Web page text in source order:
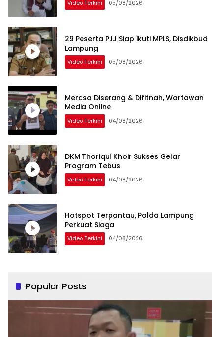
Video Terkini 05/08/2026
29 Peserta PJJ Siap Ikuti MPLS, Disdikbud
Lampung
Video Terkini 05/08/2026
Merasa Diserang & Difitnah, Wartawan
Media Online
Video Terkini 04/08/2026
DKM Thoriqul Khoir Sukses Gelar
Program Tebus
Video Terkini 04/08/2026
Hotspot Terpantau, Polda Lampung
Perkuat Siaga
Video Terkini 04/08/2026
Popular Posts